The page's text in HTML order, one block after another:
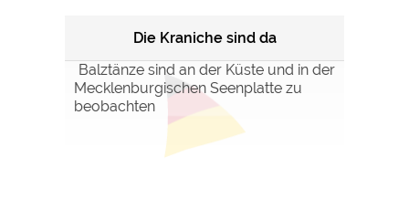
Die Kraniche sind da
Balztänze sind an der Küste und in der
Mecklenburgischen Seenplatte zu
beobachten